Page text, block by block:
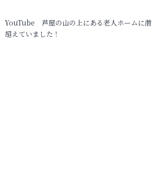
YouTube 芦屋の山の上にある老人ホームに
超えていました！